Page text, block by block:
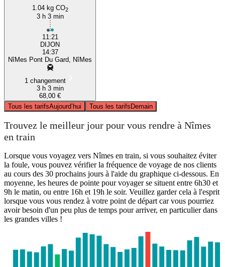
1.04 kg CO2
3 h 3 min
11:21
DIJON
14:37
NîMes Pont Du Gard, NîMes
1 changement
3 h 3 min
68,00 €
Tous les tarifsAujourd’hui Tous les tarifsDemain
Trouvez le meilleur jour pour vous rendre à Nîmes
en train
Lorsque vous voyagez vers Nîmes en train, si vous souhaitez éviter
la foule, vous pouvez vérifier la fréquence de voyage de nos clients
au cours des 30 prochains jours à l'aide du graphique ci-dessous. En
moyenne, les heures de pointe pour voyager se situent entre 6h30 et
9h le matin, ou entre 16h et 19h le soir. Veuillez garder cela à l'esprit
lorsque vous vous rendez à votre point de départ car vous pourriez
avoir besoin d'un peu plus de temps pour arriver, en particulier dans
les grandes villes !